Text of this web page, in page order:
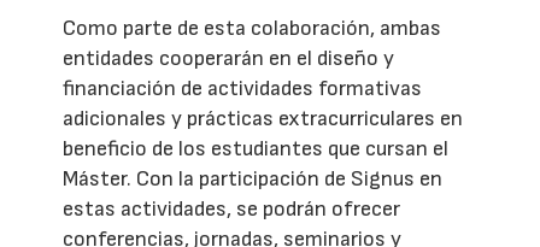
Como parte de esta colaboración, ambas
entidades cooperarán en el diseño y
financiación de actividades formativas
adicionales y prácticas extracurriculares en
beneficio de los estudiantes que cursan el
Máster. Con la participación de Signus en
estas actividades, se podrán ofrecer
conferencias, jornadas, seminarios y